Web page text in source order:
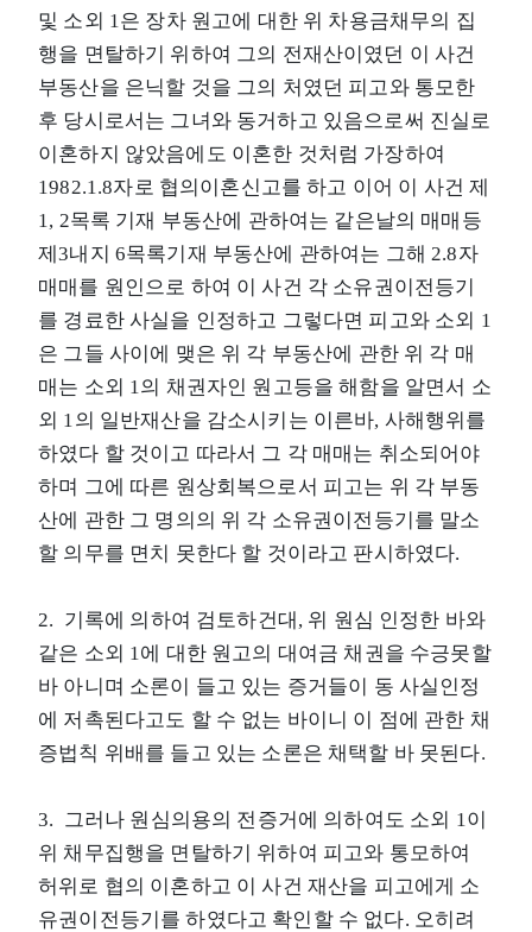
및 소외 1은 장차 원고에 대한 위 차용금채무의 집
행을 면탈하기 위하여 그의 전재산이였던 이 사건
부동산을 은닉할 것을 그의 처였던 피고와 통모한
후 당시로서는 그녀와 동거하고 있음으로써 진실로
이혼하지 않았음에도 이혼한 것처럼 가장하여
1982.1.8자로 협의이혼신고를 하고 이어 이 사건 제
1, 2목록 기재 부동산에 관하여는 같은날의 매매등
제3내지 6목록기재 부동산에 관하여는 그해 2.8자
매매를 원인으로 하여 이 사건 각 소유권이전등기
를 경료한 사실을 인정하고 그렇다면 피고와 소외 1
은 그들 사이에 맺은 위 각 부동산에 관한 위 각 매
매는 소외 1의 채권자인 원고등을 해함을 알면서 소
외 1의 일반재산을 감소시키는 이른바, 사해행위를
하였다 할 것이고 따라서 그 각 매매는 취소되어야
하며 그에 따른 원상회복으로서 피고는 위 각 부동
산에 관한 그 명의의 위 각 소유권이전등기를 말소
할 의무를 면치 못한다 할 것이라고 판시하였다.
2. 기록에 의하여 검토하건대, 위 원심 인정한 바와
같은 소외 1에 대한 원고의 대여금 채권을 수긍못할
바 아니며 소론이 들고 있는 증거들이 동 사실인정
에 저촉된다고도 할 수 없는 바이니 이 점에 관한 채
증법칙 위배를 들고 있는 소론은 채택할 바 못된다.
3. 그러나 원심의용의 전증거에 의하여도 소외 1이
위 채무집행을 면탈하기 위하여 피고와 통모하여
허위로 협의 이혼하고 이 사건 재산을 피고에게 소
유권이전등기를 하였다고 확인할 수 없다. 오히려